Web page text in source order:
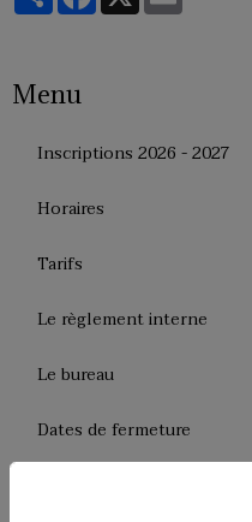
Menu
Inscriptions 2026 - 2027
Horaires
Tarifs
Le règlement interne
Le bureau
Dates de fermeture